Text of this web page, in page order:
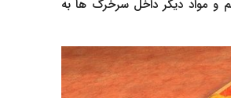
و مواد دیگر داخل سرخرگ ها به